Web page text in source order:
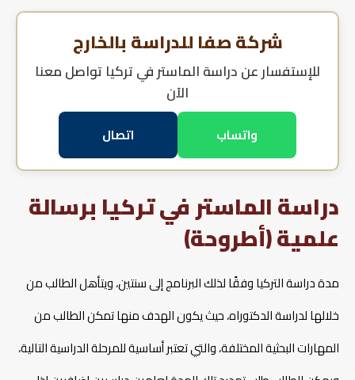
شركة صفا للدراسة بالخارج
للإستفسار عندراسة الماستر في تركيا تواصل معنا
الآن
واتساب اتصال
دراسة الماستر في تركيا برسالة
علمية (أطروحة)
مدة دراسة التركيا وفقًا لذلك البرنامج إلى سنتين، ويتأهل الطالب من
خلالها لدراسة الدكتوراه، حيث يكون الهدف منها تمكن الطالب من
المهارات البحثية المختلفة، والتي تعتبر أساسية للمرحلة الدراسية التالية،